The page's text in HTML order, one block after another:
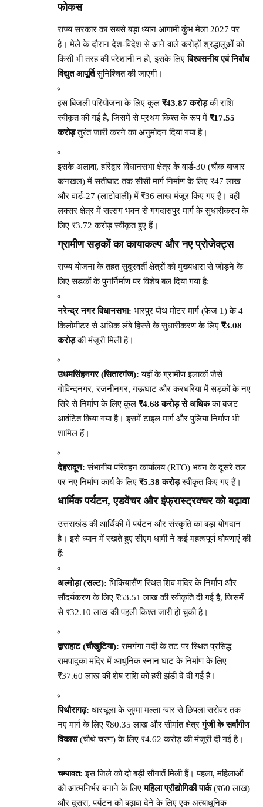
फोकस
राज्य सरकार का सबसे बड़ा ध्यान आगामी कुंभ मेला 2027 पर
है। मेले के दौरान देश-विदेश से आने वाले करोड़ों श्रद्धालुओं को
किसी भी तरह की परेशानी न हो, इसके लिएविश्वसनीय एवं निर्बाध
विद्युत आपूर्तिसुनिश्चित की जाएगी।
इस बिजली परियोजना के लिए कुल ₹43.87 करोड़की राशि
स्वीकृत की गई है, जिसमें से प्रथम किश्त के रूप में ₹17.55
करोड़तुरंत जारी करने का अनुमोदन दिया गया है।
इसके अलावा, हरिद्वार विधानसभा क्षेत्र के वार्ड-30 (चौक बाजार
कनखल) में सतीघाट तक सीसी मार्ग निर्माण के लिए ₹47 लाख
और वार्ड-27 (लाटोवाली) में ₹36 लाख मंजूर किए गए हैं। वहीं
लक्सर क्षेत्र में सत्संग भवन से गंगदासपुर मार्ग के सुधारीकरण के
लिए ₹3.72 करोड़ स्वीकृत हुए हैं।
ग्रामीण सड़कों का कायाकल्प और नए प्रोजेक्ट्स
राज्य योजना के तहत सुदूरवर्ती क्षेत्रों को मुख्यधारा से जोड़ने के
लिए सड़कों के पुनर्निर्माण पर विशेष बल दिया गया है:
नरेन्द्र नगर विधानसभा: भारपुर पोंथ मोटर मार्ग (फेज 1) के 4
किलोमीटर से अधिक लंबे हिस्से के सुधारीकरण के लिए ₹3.08
करोड़की मंजूरी मिली है।
उधमसिंहनगर (सितारगंज): यहाँ के ग्रामीण इलाकों जैसे
गोविन्दनगर, रजनीनगर, गऊघाट और करधरिया में सड़कों के नए
सिरे से निर्माण के लिए कुल ₹4.68 करोड़ से अधिकका बजट
आवंटित किया गया है। इसमें टाइल मार्ग और पुलिया निर्माण भी
शामिल हैं।
देहरादून: संभागीय परिवहन कार्यालय (RTO) भवन के दूसरे तल
पर नए निर्माण कार्य के लिए ₹5.38 करोड़स्वीकृत किए गए हैं।
धार्मिक पर्यटन, एडवेंचर और इंफ्रास्ट्रक्चर को बढ़ावा
उत्तराखंड की आर्थिकी में पर्यटन और संस्कृति का बड़ा योगदान
है। इसे ध्यान में रखते हुए सीएम धामी ने कई महत्वपूर्ण घोषणाएं की
हैं:
अल्मोड़ा (सल्ट): भिकियासैंण स्थित शिव मंदिर के निर्माण और
सौंदर्यकरण के लिए ₹53.51 लाख की स्वीकृति दी गई है, जिसमें
से ₹32.10 लाख की पहली किश्त जारी हो चुकी है।
द्वाराहाट (चौखुटिया): रामगंगा नदी के तट पर स्थित प्रसिद्ध
रामपादुका मंदिर में आधुनिक स्नान घाट के निर्माण के लिए
₹37.60 लाख की शेष राशि को हरी झंडी दे दी गई है।
पिथौरागढ़: धारचूला के जुम्मा मल्ला ग्वार से छिपला सरोवर तक
नए मार्ग के लिए ₹80.35 लाख और सीमांत क्षेत्रगुंजी के सर्वांगीण
विकास(चौथे चरण) के लिए ₹4.62 करोड़ की मंजूरी दी गई है।
चम्पावत: इस जिले को दो बड़ी सौगातें मिली हैं। पहला, महिलाओं
को आत्मनिर्भर बनाने के लिएमहिला प्रौद्योगिकी पार्क(₹60 लाख)
और दूसरा, पर्यटन को बढ़ावा देने के लिए एक अत्याधुनिक